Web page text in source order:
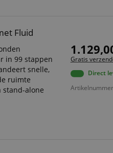
Fluid
in 99 stappen
snelle,
ruimte
stand-alone
Gratis
Direct
used to facilitate
session by the
across page